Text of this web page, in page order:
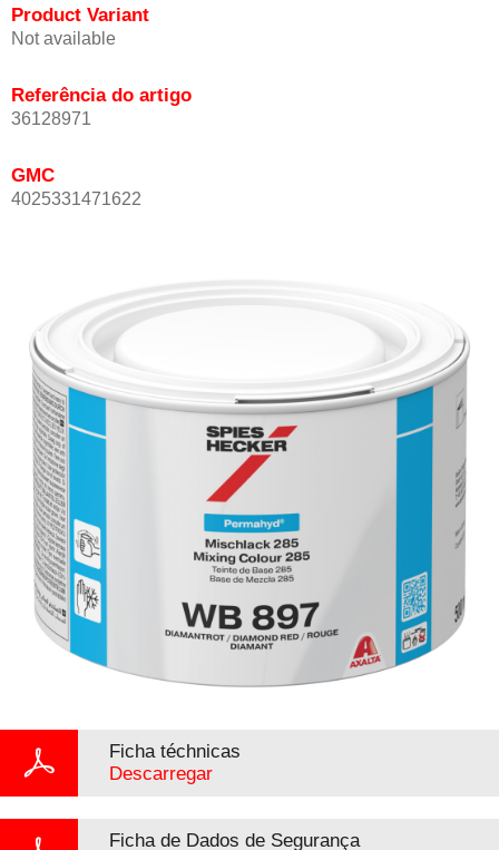
Product Variant
Not available
Referência do artigo
36128971
GMC
4025331471622
Ficha téchnicas
Descarregar
Ficha de Dados de Segurança